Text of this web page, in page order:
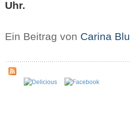
Uhr.
Ein Beitrag von Carina